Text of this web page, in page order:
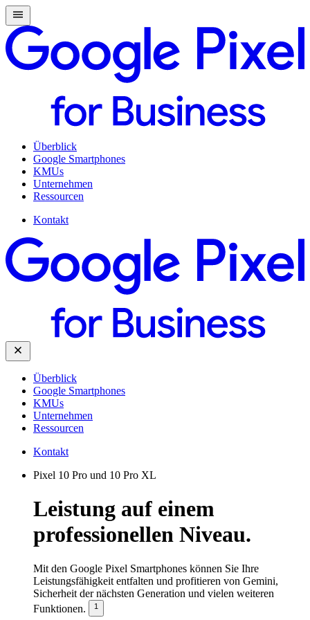
Überblick
Google Smartphones
KMUs
Unternehmen
Ressourcen
Kontakt
Überblick
Google Smartphones
KMUs
Unternehmen
Ressourcen
Kontakt
Pixel 10 Pro und 10 Pro XL
Leistung auf einem
professionellen Niveau.
Mit den Google Pixel Smartphones können Sie Ihre
Leistungsfähigkeit entfalten und profitieren von Gemini,
Sicherheit der nächsten Generation und vielen weiteren
Funktionen.
1